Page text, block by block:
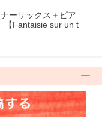
ーサックス＋ピア
【Fantaisie sur un t